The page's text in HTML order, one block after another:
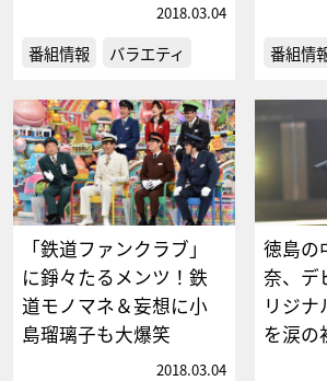
2018.03.04
番組情報 バラエティ 番組情
「鉄道ファンクラブ」
に錚々たるメンツ！鉄
道モノマネ＆妄想に小
島瑠璃子も大爆笑
2018.03.04
徳島の
奈、デ
リジナ
を涙の